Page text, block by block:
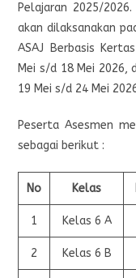
Pelajaran 2025/
akan dilaksanakan
ASAJ Berbasis
Mei s/d 18 Mei 2026,
19 Mei s/d 24 Mei
Peserta Asesmen
sebagai berikut :
No Kelas
1 Kelas 6 A
2 Kelas 6 B